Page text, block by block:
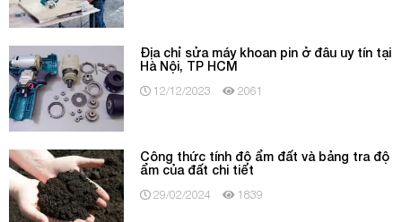
Địa chỉ sửa máy khoan pin ở đâu uy tín tại
Hà Nội, TP HCM
12/12/2023 2061
Công thức tính độ ẩm đất và bảng tra độ
ẩm của đất chi tiết
29/02/2024 1839